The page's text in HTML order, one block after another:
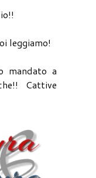
leggiamo!
mandato a
Cattive